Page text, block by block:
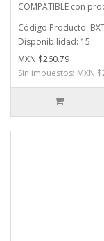
COMPATIBLE con
Código Producto:
Disponibilidad: 15
MXN $260.79
Sin impuestos: MXN